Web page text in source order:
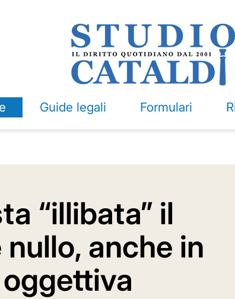
Guide legali Formulari
“illibata” il
anche in